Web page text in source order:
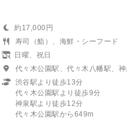
約17,000円
寿司（鮨）、海鮮・シーフード
日曜、祝日
代々木公園駅、代々木八幡駅、神
渋谷駅より徒歩13分
代々木公園駅より徒歩9分
神泉駅より徒歩12分
代々木公園駅から649m